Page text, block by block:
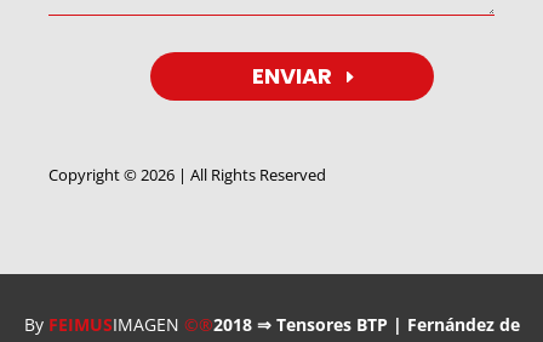
ENVIAR
Copyright © 2026 | All Rights Reserved
By FEIMUSIMAGEN ©®2018 ⇒ Tensores BTP | Fernández de